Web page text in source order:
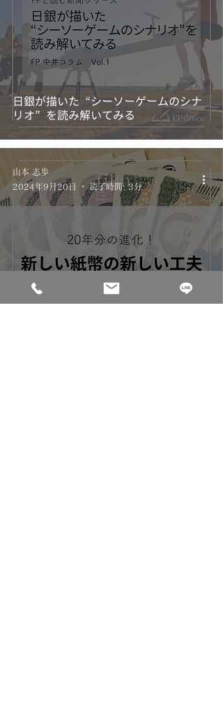
日銀が描いた“シーソーゲームのシナ
リオ”を読み解いてみる
山本 志歩
2024年9月20日
読了時間: 3分